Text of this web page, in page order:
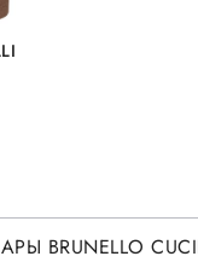
BRUNELLO